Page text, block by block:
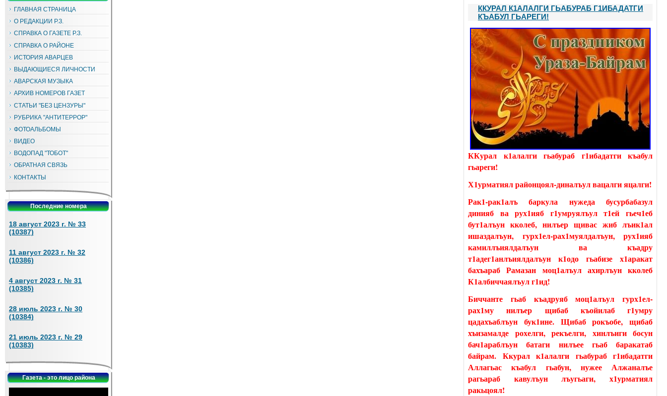
ГЛАВНАЯ СТРАНИЦА
О РЕДАКЦИИ Р.З.
СПРАВКА О ГАЗЕТЕ Р.З.
СПРАВКА О РАЙОНЕ
ИСТОРИЯ АВАРЦЕВ
ВЫДАЮЩИЕСЯ ЛИЧНОСТИ
АВАРСКАЯ МУЗЫКА
АРХИВ НОМЕРОВ ГАЗЕТ
СТАТЬИ "БЕЗ ЦЕНЗУРЫ"
РУБРИКА "АНТИТЕРРОР"
ФОТОАЛЬБОМЫ
ВИДЕО
ВОДОПАД "ТОБОТ"
ОБРАТНАЯ СВЯЗЬ
КОНТАКТЫ
Последние номера
18 август 2023 г. № 33
(10387)
11 август 2023 г. № 32
(10386)
4 август 2023 г. № 31
(10385)
28 июль 2023 г. № 30
(10384)
21 июль 2023 г. № 29
(10383)
Газета - это лицо района
ККУРАЛ К1АЛАЛГИ ГЬАБУРАБ Г1ИБАДАТГИ
КЪАБУЛ ГЬАРЕГИ!
ККурал к1алалги гьабураб г1ибадатги къабул
гьареги!
Х1урматиял районцоял-диналъул вацалги яцалги!
Рак1-рак1алъ баркула нужеда бусурбабазул
динияб ва рух1ияб г1умруялъул т1ей гьеч1еб
бут1алъун кколеб, нилъер щивас жиб лъик1ал
ишаздалъун, гурх1ел-рах1муялдалъун, рух1ияб
камиллъиялдалъун ва къадру
т1адег1анлъиялдалъун к1одо гьабизе х1аракат
бахъараб Рамазан моц1алъул ахирлъун кколеб
К1албиччаялъул г1ид!
Биччанте гьаб къадруяб моц1алъул гурх1ел-
рах1му нилъер щибаб къойилаб г1умру
цадахъаблъун бук1ине. Щибаб рокъобе, щибаб
хъизамалде рохелги, рекъелги, хинлъиги босун
бач1араблъун батаги нилъее гьаб баракатаб
байрам. Ккурал к1алалги гьабураб г1ибадатги
Аллагьас къабул гьабун, нужее Алжаналъе
рагьараб кавулъун лъугьаги, х1урматиял
ракьцоял!